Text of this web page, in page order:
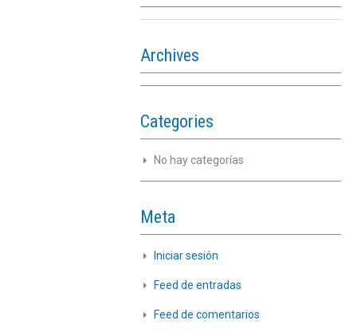
Archives
Categories
No hay categorías
Meta
Iniciar sesión
Feed de entradas
Feed de comentarios